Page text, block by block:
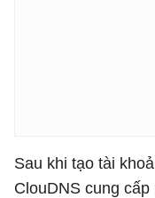
Sau khi tạo tài
ClouDNS cung